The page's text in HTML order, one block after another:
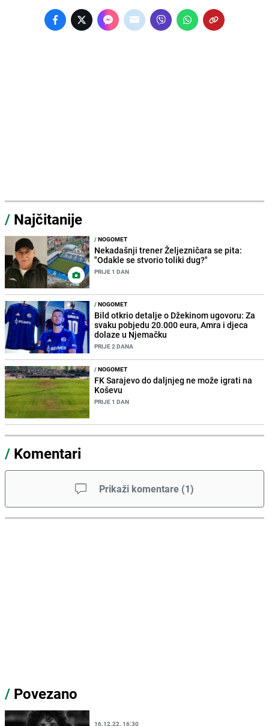
/ Najčitanije
/NOGOMET
Nekadašnji trener Željezničara se pita:
"Odakle se stvorio toliki dug?"
PRIJE 1 DAN
/NOGOMET
Bild otkrio detalje o Džekinom ugovoru: Za
svaku pobjedu 20.000 eura, Amra i djeca
dolaze u Njemačku
PRIJE 2 DANA
/NOGOMET
FK Sarajevo do daljnjeg ne može igrati na
Koševu
PRIJE 1 DAN
/ Komentari
Prikaži komentare (1)
/ Povezano
16.12.22. 16:30